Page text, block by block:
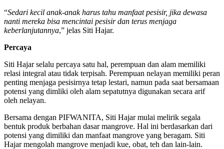
“Sedari kecil anak-anak harus tahu manfaat pesisir, jika dewasa
nanti mereka bisa mencintai pesisir dan terus menjaga
keberlanjutannya,” jelas Siti Hajar.
Percaya
Siti Hajar selalu percaya satu hal, perempuan dan alam memiliki
relasi integral atau tidak terpisah. Perempuan nelayan memiliki peran
penting menjaga pesisirnya tetap lestari, namun pada saat bersamaan
potensi yang dimliki oleh alam sepatutnya digunakan secara arif
oleh nelayan.
Bersama dengan PIFWANITA, Siti Hajar mulai melirik segala
bentuk produk berbahan dasar mangrove. Hal ini berdasarkan dari
potensi yang dimiliki dan manfaat mangrove yang beragam. Siti
Hajar mengolah mangrove menjadi kue, obat, teh dan lain-lain.